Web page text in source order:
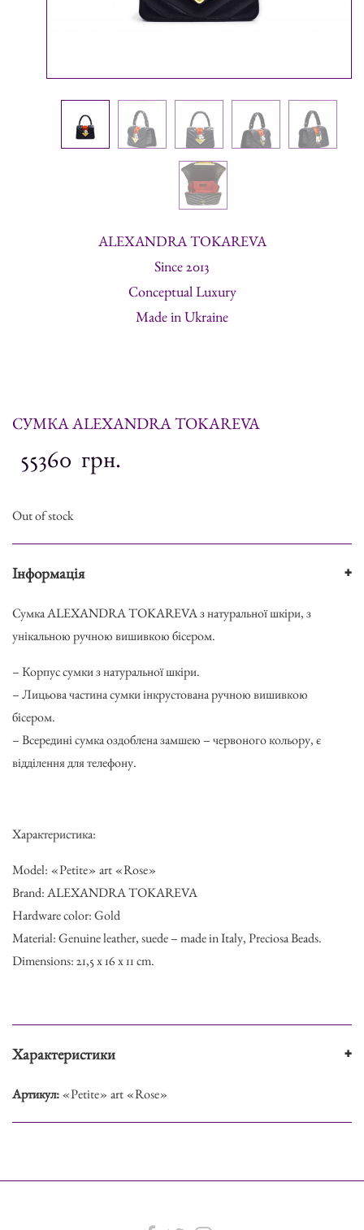
ALEXANDRA TOKAREVA
Since 2013
Conceptual Luxury
Made in Ukraine
СУМКА ALEXANDRA TOKAREVA
55360 грн.
Out of stock
Інформація +
Сумка ALEXANDRA TOKAREVA з натуральної шкіри, з
унікальною ручною вишивкою бісером.
– Корпус сумки з натуральної шкіри.
– Лицьова частина сумки інкрустована ручною вишивкою
бісером.
– Всередині сумка оздоблена замшею – червоного кольору, є
відділення для телефону.
Характеристика:
Model: «Petite» art «Rose»
Brand: ALEXANDRA TOKAREVA
Hardware color: Gold
Material: Genuine leather, suede – made in Italy, Preciosa Beads.
Dimensions: 21,5 x 16 x 11 cm.
Характеристики +
Артикул:«Petite» art «Rose»